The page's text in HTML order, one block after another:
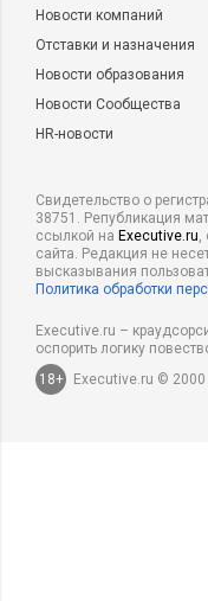
Новости компаний
Отставки и назначения
Новости образования
Новости Сообщества
HR-новости
Свидетельство о
38751. Републикация
ссылкой на Executive.ru,
сайта. Редакция не
высказывания
Политика обработки
Executive.ru –
оспорить логику
18+
Executive.ru ©